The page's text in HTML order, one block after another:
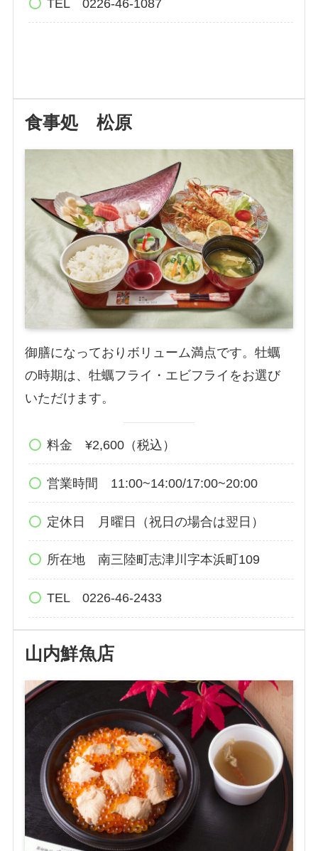
TEL 0226-46-1087
食事処 松原
御膳になっておりボリューム満点です。牡蠣
の時期は、牡蠣フライ・エビフライをお選び
いただけます。
料金 ¥2,600（税込）
営業時間 11:00~14:00/17:00~20:00
定休日 月曜日（祝日の場合は翌日）
所在地 南三陸町志津川字本浜町109
TEL 0226-46-2433
山内鮮魚店